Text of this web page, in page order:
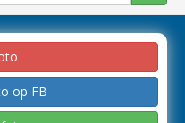
op FB